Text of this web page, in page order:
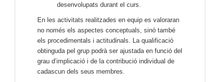
desenvolupats durant el curs.
En les activitats realitzades en equip es valoraran
no només els aspectes conceptuals, sinó també
els procedimentals i actitudinals. La qualificació
obtinguda pel grup podrà ser ajustada en funció del
grau d’implicació i de la contribució individual de
cadascun dels seus membres.